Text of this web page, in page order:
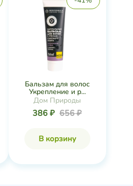
Бальзам для волос
Укрепление и р...
Дом Природы
386 ₽ 656 ₽
В корзину